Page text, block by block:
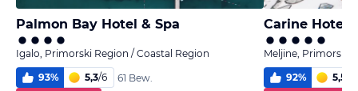
Palmon Bay Hotel & Spa
Igalo, Primorski Region / Coastal Region
93% 5,3/6
61 Bew.
Carine Hotel
Meljine, Primorski
92% 5,5